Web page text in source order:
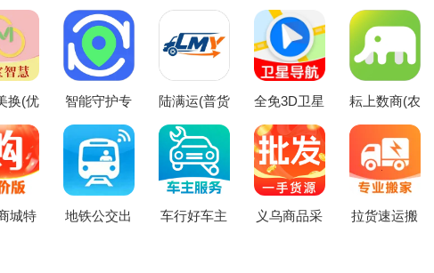
换(优
智能守护专
最新版本
陆满运(普货
全免3D卫星
机版
耘上数商(农
统)
城特
地铁公交出
车行好车主
义乌商品采
拉货速运搬